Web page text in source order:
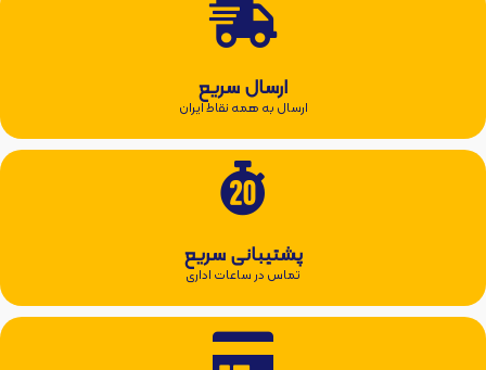
ارسال سریع
ارسال به همه نقاط ایران
پشتیبانی سریع
تماس در ساعات اداری